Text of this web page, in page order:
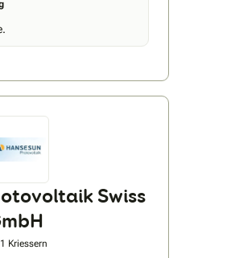
etabliert. Als
das Unternehmen einen
Energien für seine
Energielösungen
Swiss
Kriessern